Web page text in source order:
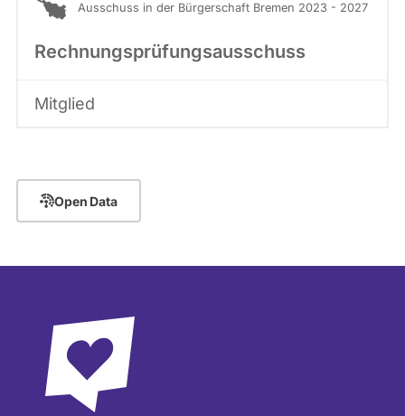
Ausschuss in der Bürgerschaft Bremen 2023 - 2027
Rechnungsprüfungsausschuss
Mitglied
Open Data